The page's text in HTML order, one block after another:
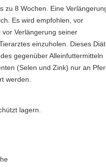
zu 8 Wochen. Eine
Es wird empfohlen, vor
Verlängerung seiner
einzuholen. Dieses
gegenüber Alleinfuttermitteln
(Selen und Zink) nur an
werden.
lagern.